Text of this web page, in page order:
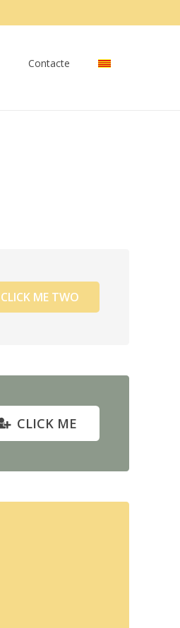
Contacte
CLICK ME TWO
CLICK ME